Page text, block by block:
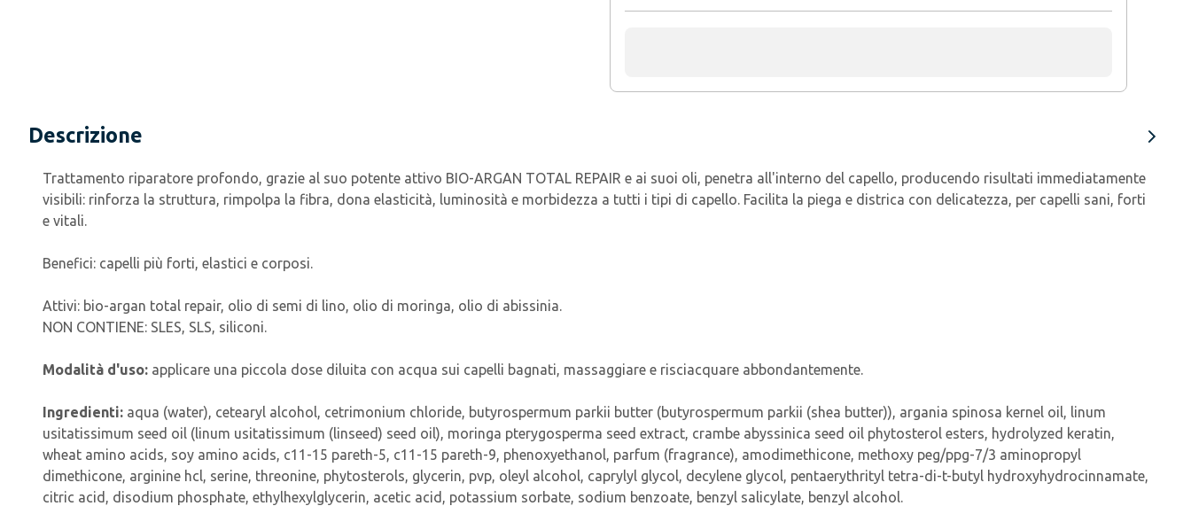
Descrizione
Trattamento riparatore profondo, grazie al suo potente attivo BIO-ARGAN TOTAL REPAIR e ai suoi oli, penetra all'interno del capello, producendo risultati immediatamente
visibili: rinforza la struttura, rimpolpa la fibra, dona elasticità, luminosità e morbidezza a tutti i tipi di capello. Facilita la piega e districa con delicatezza, per capelli sani, forti
e vitali.
Benefici: capelli più forti, elastici e corposi.
Attivi: bio-argan total repair, olio di semi di lino, olio di moringa, olio di abissinia.
NON CONTIENE: SLES, SLS, siliconi.
Modalità d'uso: applicare una piccola dose diluita con acqua sui capelli bagnati, massaggiare e risciacquare abbondantemente.
Ingredienti: aqua (water), cetearyl alcohol, cetrimonium chloride, butyrospermum parkii butter (butyrospermum parkii (shea butter)), argania spinosa kernel oil, linum
usitatissimum seed oil (linum usitatissimum (linseed) seed oil), moringa pterygosperma seed extract, crambe abyssinica seed oil phytosterol esters, hydrolyzed keratin,
wheat amino acids, soy amino acids, c11-15 pareth-5, c11-15 pareth-9, phenoxyethanol, parfum (fragrance), amodimethicone, methoxy peg/ppg-7/3 aminopropyl
dimethicone, arginine hcl, serine, threonine, phytosterols, glycerin, pvp, oleyl alcohol, caprylyl glycol, decylene glycol, pentaerythrityl tetra-di-t-butyl hydroxyhydrocinnamate,
citric acid, disodium phosphate, ethylhexylglycerin, acetic acid, potassium sorbate, sodium benzoate, benzyl salicylate, benzyl alcohol.